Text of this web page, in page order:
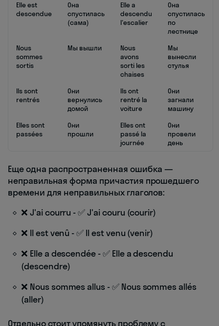
Elle est
descendue
Она
спустилась
(сама)
Elle a
descendu
l'escalier
Она
спустилась
по
лестнице
Nous
sommes
sortis
Мы вышли
Nous
avons
sorti les
chaises
Мы
вынесли
стулья
Ils sont
rentrés
Они
вернулись
домой
Ils ont
rentré la
voiture
Они
загнали
машину
Elles sont
passées
Они
прошли
Elles ont
passé la
journée
Они
провели
день
Еще одна распространенная ошибка —
неправильная форма причастия прошедшего
времени для неправильных глаголов:
❌ J'ai courru - ✅ J'ai couru (courir)
❌ Il est venû - ✅ Il est venu (venir)
❌ Elle a descendée - ✅ Elle a descendu
(descendre)
❌ Nous sommes allus - ✅ Nous sommes allés
(aller)
Отдельно стоит упомянуть проблему с